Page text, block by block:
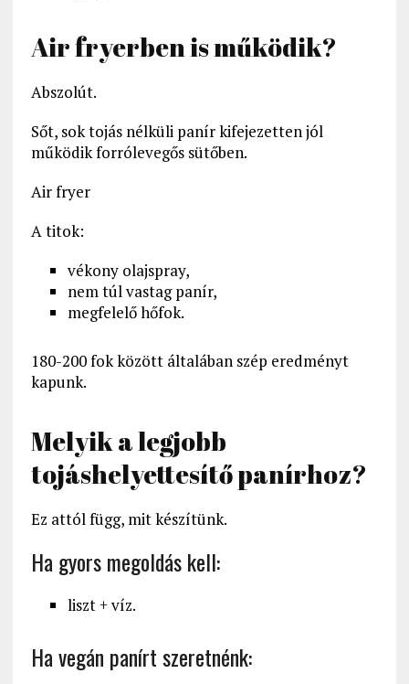
Air fryerben is működik?
Abszolút.
Sőt, sok tojás nélküli panír kifejezetten jól
működik forrólevegős sütőben.
Air fryer
A titok:
vékony olajspray,
nem túl vastag panír,
megfelelő hőfok.
180-200 fok között általában szép eredményt
kapunk.
Melyik a legjobb
tojáshelyettesítő panírhoz?
Ez attól függ, mit készítünk.
Ha gyors megoldás kell:
liszt + víz.
Ha vegán panírt szeretnénk: